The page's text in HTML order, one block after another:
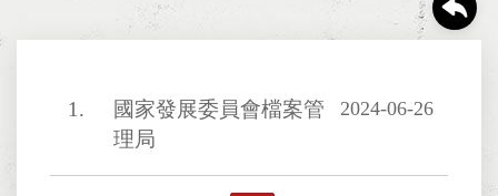
1
國家發展委員會檔案管
理局
2024-06-26